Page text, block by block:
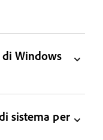
Windows
sistema per